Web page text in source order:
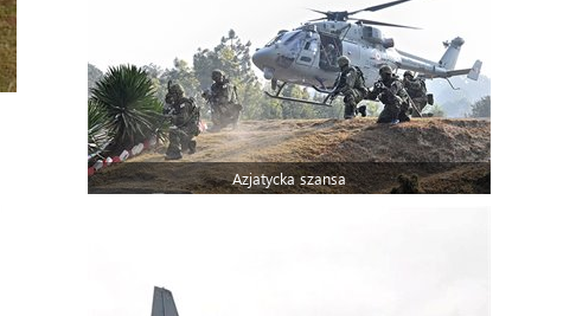
Azjatycka szansa